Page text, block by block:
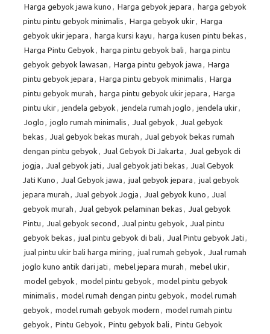
Harga gebyok jawa kuno , Harga gebyok jepara , harga gebyok
pintu pintu gebyok minimalis , Harga gebyok ukir, Harga
gebyok ukir jepara , harga kursi kayu , harga kusen pintu bekas ,
Harga Pintu Gebyok , harga pintu gebyok bali , harga pintu
gebyok gebyok lawasan , Harga pintu gebyok jawa , Harga
pintu gebyok jepara , Harga pintu gebyok minimalis , Harga
pintu gebyok murah , harga pintu gebyok ukir jepara , Harga
pintu ukir, jendela gebyok , jendela rumah joglo , jendela ukir,
Joglo , joglo rumah minimalis , Jual gebyok , Jual gebyok
bekas , Jual gebyok bekas murah , Jual gebyok bekas rumah
dengan pintu gebyok , Jual Gebyok Di Jakarta , Jual gebyok di
jogja , Jual gebyok jati , Jual gebyok jati bekas , Jual Gebyok
Jati Kuno , Jual Gebyok jawa , jual gebyok jepara , jual gebyok
jepara murah , Jual gebyok Jogja , Jual gebyok kuno , Jual
gebyok murah , Jual gebyok pelaminan bekas , Jual gebyok
Pintu , Jual gebyok second , Jual pintu gebyok , Jual pintu
gebyok bekas , jual pintu gebyok di bali , Jual Pintu gebyok Jati ,
jual pintu ukir bali harga miring , jual rumah gebyok , Jual rumah
joglo kuno antik dari jati , mebel jepara murah , mebel ukir,
model gebyok , model pintu gebyok , model pintu gebyok
minimalis , model rumah dengan pintu gebyok , model rumah
gebyok , model rumah gebyok modern , model rumah pintu
gebyok , Pintu Gebyok , Pintu gebyok bali , Pintu Gebyok